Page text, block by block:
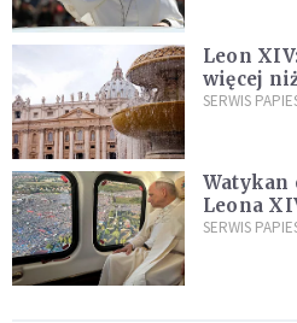
Leon
więcej
ją na
SERWIS
Watykan
Leona
kraje
SERWIS